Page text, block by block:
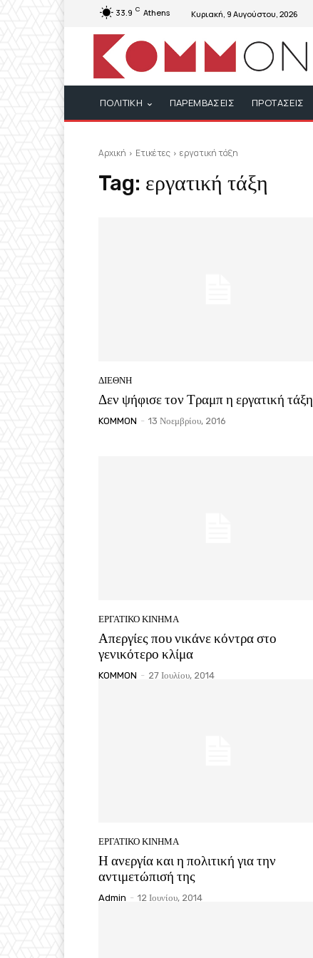
33.9 C Athens Κυριακή, 9 Αυγούστου, 2026
ΠΟΛΙΤΙΚΗ ΠΑΡΕΜΒΑΣΕΙΣ ΠΡΟΤΑΣΕΙΣ
Αρχική Ετικέτες εργατική τάξη
Tag: εργατική τάξη
ΔΙΕΘΝΗ
Δεν ψήφισε τον Τραμπ η εργατική τάξη
KOMMON - 13 Νοεμβρίου, 2016
ΕΡΓΑΤΙΚΟ ΚΙΝΗΜΑ
Απεργίες που νικάνε κόντρα στο
γενικότερο κλίμα
KOMMON - 27 Ιουλίου, 2014
ΕΡΓΑΤΙΚΟ ΚΙΝΗΜΑ
Η ανεργία και η πολιτική για την
αντιμετώπισή της
Admin - 12 Ιουνίου, 2014